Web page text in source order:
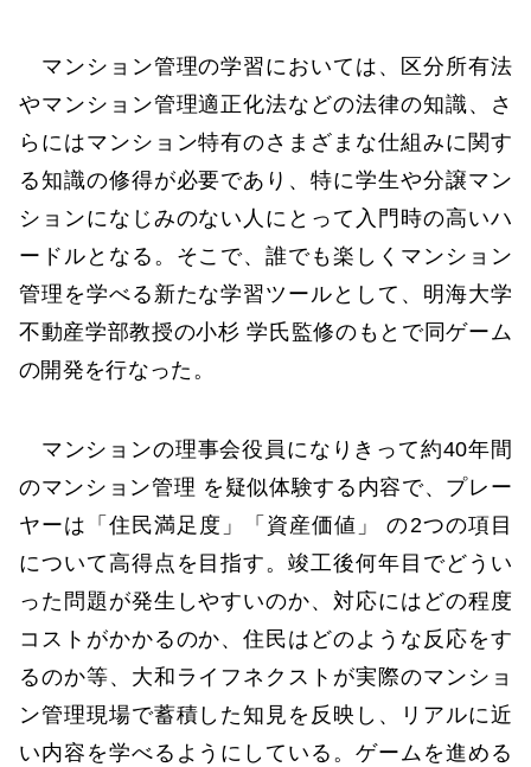
マンション管理の学習においては、区分所有法
やマンション管理適正化法などの法律の知識、さ
らにはマンション特有のさまざまな仕組みに関す
る知識の修得が必要であり、特に学生や分譲マン
ションになじみのない人にとって入門時の高いハ
ードルとなる。そこで、誰でも楽しくマンション
管理を学べる新たな学習ツールとして、明海大学
不動産学部教授の小杉 学氏監修のもとで同ゲーム
の開発を行なった。
マンションの理事会役員になりきって約40年間
のマンション管理 を疑似体験する内容で、プレー
ヤーは「住民満足度」「資産価値」 の2つの項目
について高得点を目指す。竣工後何年目でどうい
った問題が発生しやすいのか、対応にはどの程度
コストがかかるのか、住民はどのような反応をす
るのか等、大和ライフネクストが実際のマンショ
ン管理現場で蓄積した知見を反映し、リアルに近
い内容を学べるようにしている。ゲームを進める